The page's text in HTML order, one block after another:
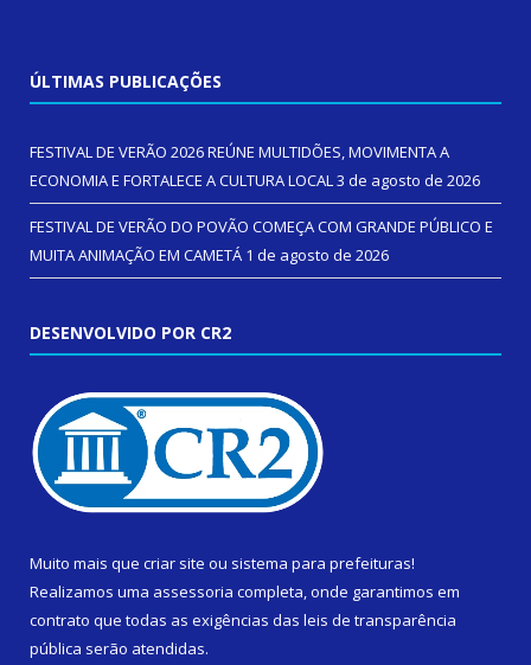
ÚLTIMAS PUBLICAÇÕES
FESTIVAL DE VERÃO 2026 REÚNE MULTIDÕES, MOVIMENTA A
ECONOMIA E FORTALECE A CULTURA LOCAL3 de agosto de 2026
FESTIVAL DE VERÃO DO POVÃO COMEÇA COM GRANDE PÚBLICO E
MUITA ANIMAÇÃO EM CAMETÁ 1 de agosto de 2026
DESENVOLVIDO POR CR2
Muito mais que criar site ou sistema para prefeituras!
Realizamos uma assessoria completa, onde garantimos em
contrato que todas as exigências das leis de transparência
pública serão atendidas.